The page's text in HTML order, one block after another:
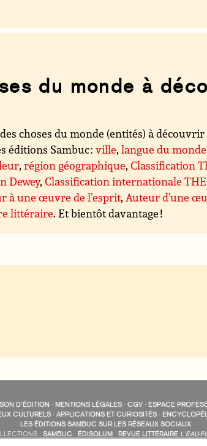
du monde à
choses du monde (entités) à
éditions Sambuc :ville,langue du monde
,région géographique,Classification
Dewey,Classification internationale
à une œuvre de l’esprit, Auteur d’une
littéraire. Et bientôt davantage !
D’ÉDITION · MENTIONS LÉGALES· CGV· ESPACE
CULTURELS · APPLICATIONS ET CURIOSITÉS ·
LES ÉDITIONS SAMBUC SUR LES RÉSEAUX SOCIAUX
: SAMBUC · ÉDISOLUM · REVUE LITTÉRAIRE L’EAU-